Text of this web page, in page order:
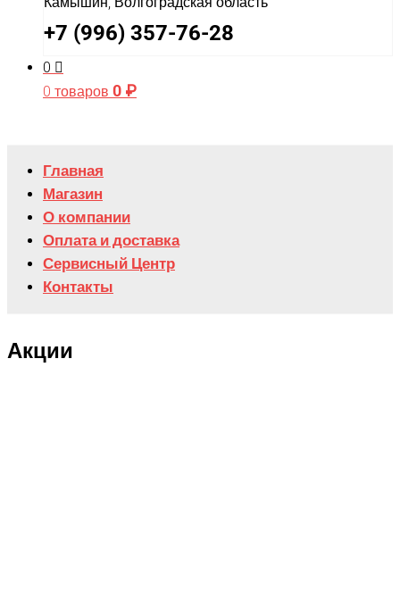
+7 (996) 357-76-28
0
0 товаров 0 ₽
Главная
Магазин
О компании
Оплата и доставка
Сервисный Центр
Контакты
Акции